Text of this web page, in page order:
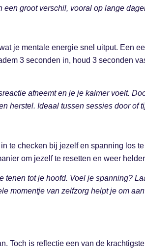
groot verschil, vooral op lange
je mentale energie snel uitput. Een
3 seconden in, houd 3 seconden
afneemt en je je kalmer voelt.
herstel. Ideaal tussen sessies door of
te checken bij jezelf en spanning los
om jezelf te resetten en weer
tot je hoofd. Voel je spanning?
momentje van zelfzorg helpt je om
Toch is reflectie een van de